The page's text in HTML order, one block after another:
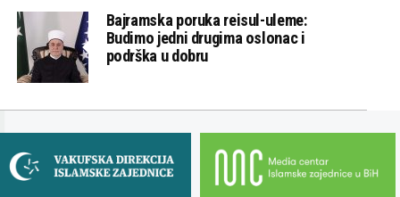
Bajramska poruka reisul-uleme:
Budimo jedni drugima oslonac i
podrška u dobru